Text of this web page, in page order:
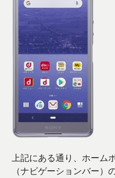
上記にある通り、ホーム
（ナビゲーションバー